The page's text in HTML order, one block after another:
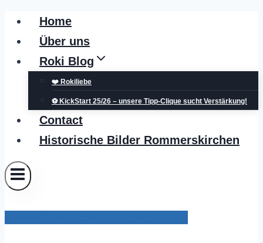
Zum
Inhalt
springen
Home
Über uns
Roki Blog
❤️ Rokiliebe
⚽ KickStart 25/26 – unsere Tipp-Clique sucht Verstärkung!
Contact
Historische Bilder Rommerskirchen